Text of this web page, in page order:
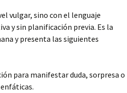
vulgar, sino con el lenguaje
y sin planificación previa. Es la
y presenta las siguientes
para manifestar duda, sorpresa o